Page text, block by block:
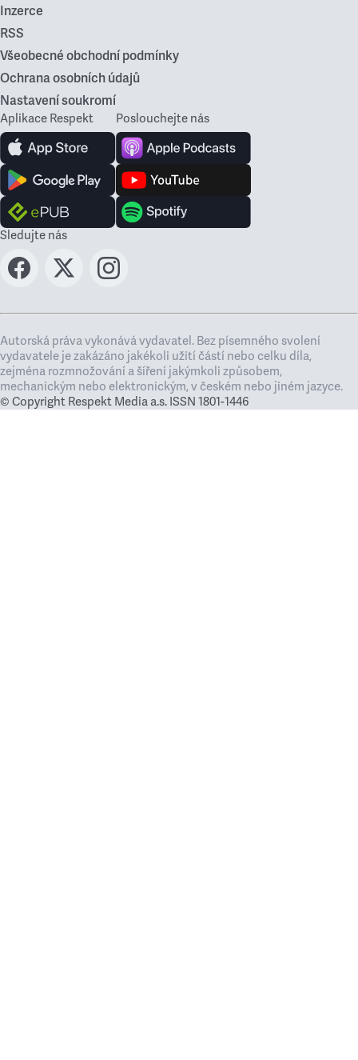
Inzerce
RSS
Všeobecné obchodní podmínky
Ochrana osobních údajů
Nastavení soukromí
Aplikace Respekt Poslouchejte nás
Sledujte nás
Autorská práva vykonává vydavatel. Bez písemného svolení
vydavatele je zakázáno jakékoli užití částí nebo celku díla,
zejména rozmnožování a šíření jakýmkoli způsobem,
mechanickým nebo elektronickým, v českém nebo jiném jazyce.
© Copyright Respekt Media a.s. ISSN 1801-1446